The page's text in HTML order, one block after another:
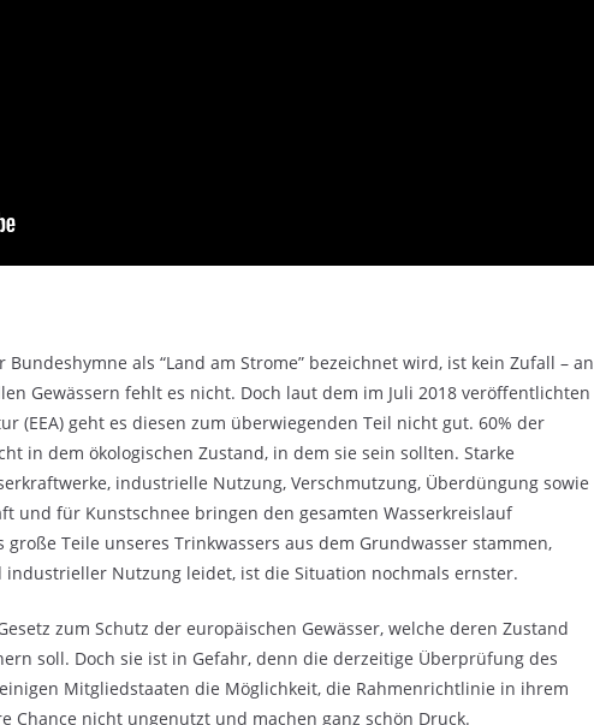
als “Land am Strome” bezeichnet wird, ist kein Zufall – an
Gewässern fehlt es nicht. Doch laut dem im Juli 2018 veröffentlichten
(EEA) geht es diesen zum überwiegenden Teil nicht gut. 60% der
in dem ökologischen Zustand, in dem sie sein sollten. Starke
industrielle Nutzung, Verschmutzung, Überdüngung sowie
und für Kunstschnee bringen den gesamten Wasserkreislauf
Teile unseres Trinkwassers aus dem Grundwasser stammen,
Nutzung leidet, ist die Situation nochmals ernster.
zum Schutz der europäischen Gewässer, welche deren Zustand
soll. Doch sie ist in Gefahr, denn die derzeitige Überprüfung des
Mitgliedstaaten die Möglichkeit, die Rahmenrichtlinie in ihrem
Chance nicht ungenutzt und machen ganz schön Druck.